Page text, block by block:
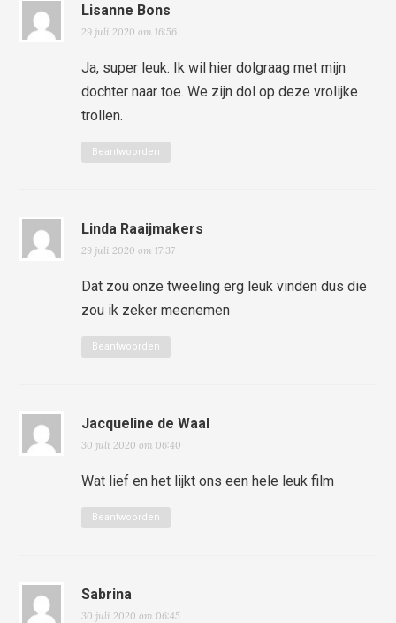
Lisanne Bons
29 juli 2020 om 16:56
Ja, super leuk. Ik wil hier dolgraag met mijn
dochter naar toe. We zijn dol op deze vrolijke
trollen.
Beantwoorden
Linda Raaijmakers
29 juli 2020 om 17:37
Dat zou onze tweeling erg leuk vinden dus die
zou ik zeker meenemen
Beantwoorden
Jacqueline de Waal
30 juli 2020 om 06:40
Wat lief en het lijkt ons een hele leuk film
Beantwoorden
Sabrina
30 juli 2020 om 06:45